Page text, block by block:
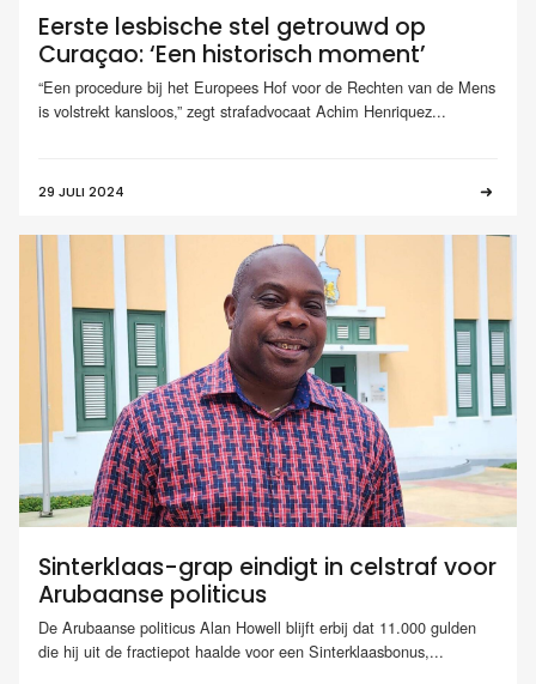
Eerste lesbische stel getrouwd op
Curaçao: ‘Een historisch moment’
“Een procedure bij het Europees Hof voor de Rechten van de Mens
is volstrekt kansloos,” zegt strafadvocaat Achim Henriquez...
29 JULI 2024
Sinterklaas-grap eindigt in celstraf voor
Arubaanse politicus
De Arubaanse politicus Alan Howell blijft erbij dat 11.000 gulden
die hij uit de fractiepot haalde voor een Sinterklaasbonus,...